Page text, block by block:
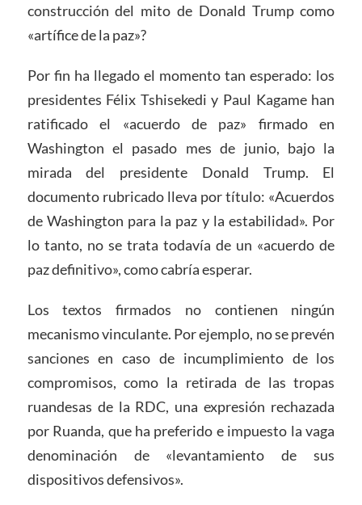
construcción del mito de Donald Trump como
«artífice de la paz»?
Por fin ha llegado el momento tan esperado: los
presidentes Félix Tshisekedi y Paul Kagame han
ratificado el «acuerdo de paz» firmado en
Washington el pasado mes de junio, bajo la
mirada del presidente Donald Trump. El
documento rubricado lleva por título: «Acuerdos
de Washington para la paz y la estabilidad». Por
lo tanto, no se trata todavía de un «acuerdo de
paz definitivo», como cabría esperar.
Los textos firmados no contienen ningún
mecanismo vinculante. Por ejemplo, no se prevén
sanciones en caso de incumplimiento de los
compromisos, como la retirada de las tropas
ruandesas de la RDC, una expresión rechazada
por Ruanda, que ha preferido e impuesto la vaga
denominación de «levantamiento de sus
dispositivos defensivos».